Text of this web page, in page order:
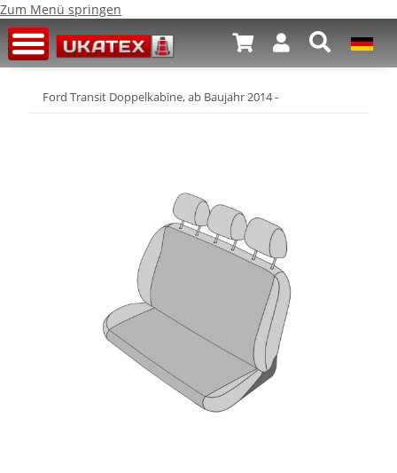
Zum Menü springen
Ford Transit Doppelkabine, ab Baujahr 2014 -